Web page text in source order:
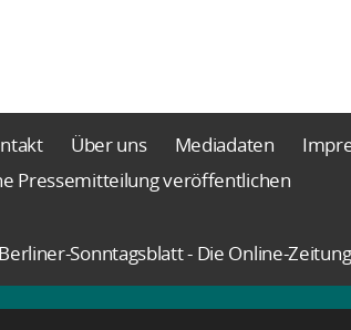
Über uns Mediadaten
Pressemitteilung veröffentlichen
Sonntagsblatt - Die Online-